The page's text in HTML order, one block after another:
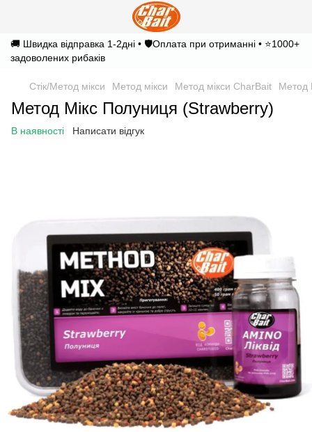
🚚 Швидка відправка 1-2дні • 🛡️Оплата при отриманні • ⭐1000+
задоволених рибаків
Стік/Метод мікси Метод мікси Метод мікси CharBait Метод
Метод Мікс Полуниця (Strawberry)
В наявності Написати відгук